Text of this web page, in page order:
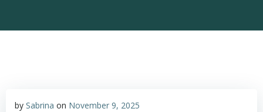
by Sabrina on November 9, 2025